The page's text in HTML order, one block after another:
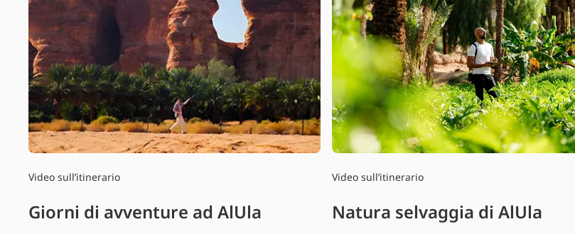
Video sull’itinerario
Giorni di avventure ad AlUla
Video sull’itinerario
Natura selvaggia di AlUla